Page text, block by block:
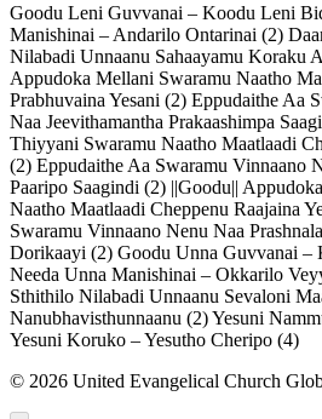
Goodu Leni Guvvanai – Koodu Leni
Manishinai – Andarilo Ontarinai (2)
Nilabadi Unnaanu Sahaayamu Koraku
Appudoka Mellani Swaramu Naatho
Prabhuvaina Yesani (2) Eppudaithe Aa
Naa Jeevithamantha Prakaashimpa
Thiyyani Swaramu Naatho Maatlaadi
(2) Eppudaithe Aa Swaramu Vinnaano
Paaripo Saagindi (2) ||Goodu||
Naatho Maatlaadi Cheppenu Raajaina
Swaramu Vinnaano Nenu Naa
Dorikaayi (2) Goodu Unna Guvvanai –
Needa Unna Manishinai – Okkarilo
Sthithilo Nilabadi Unnaanu Sevaloni
Nanubhavisthunnaanu (2) Yesuni
Yesuni Koruko – Yesutho Cheripo (4)
© 2026 United Evangelical Church